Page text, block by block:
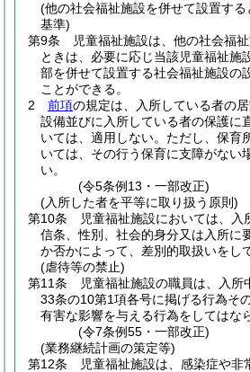
(他の社会福祉施設を併せて設置す
基準)
第9条
児童福祉施設は、他の社会福
ときは、必要に応じ当該児童福祉施
部を併せて設置する社会福祉施設の
ことができる。
2
前項の規定は、入所している者の
設備並びに入所している者の保護に
いては、適用しない。 ただし、保育
いては、その行う保育に支障がない
い。
(令5条例13・一部改正)
(入所した者を平等に取り扱う原則)
第10条
児童福祉施設においては、入
信条、性別、社会的身分又は入所に
か否かによって、差別的取扱いをし
(虐待等の禁止)
第11条
児童福祉施設の職員は、入所
33条の10第1項各号に掲げる行為そ
有害な影響を与える行為をしてはな
(令7条例55・一部改正)
(業務継続計画の策定等)
第12条
児童福祉施設は、感染症や非